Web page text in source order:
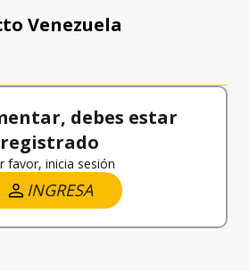
Venezuela
debes estar
registrado
favor, inicia sesión
INGRESA